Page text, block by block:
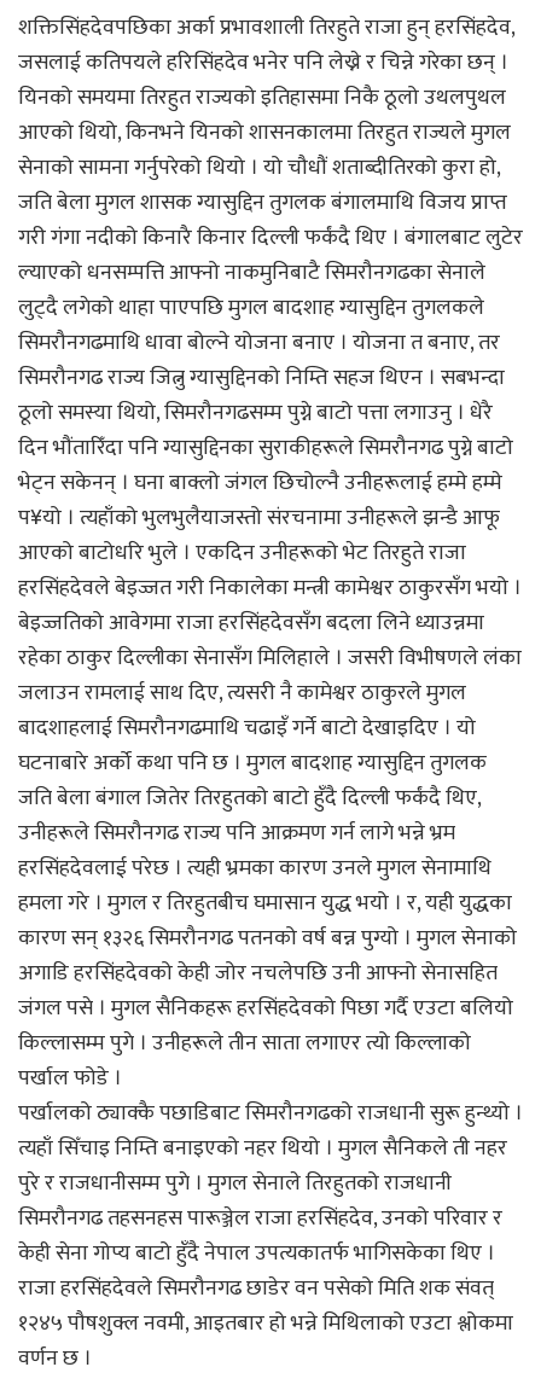
शक्तिसिंहदेवपछिका अर्का प्रभावशाली तिरहुते राजा हुन् हरसिंहदेव,
जसलाई कतिपयले हरिसिंहदेव भनेर पनि लेख्ने र चिन्ने गरेका छन् ।
यिनको समयमा तिरहुत राज्यको इतिहासमा निकै ठूलो उथलपुथल
आएको थियो, किनभने यिनको शासनकालमा तिरहुत राज्यले मुगल
सेनाको सामना गर्नुपरेको थियो । यो चौधौं शताब्दीतिरको कुरा हो,
जति बेला मुगल शासक ग्यासुद्दिन तुगलक बंगालमाथि विजय प्राप्त
गरी गंगा नदीको किनारै किनार दिल्ली फर्कंदै थिए । बंगालबाट लुटेर
ल्याएको धनसम्पत्ति आफ्नो नाकमुनिबाटै सिमरौनगढका सेनाले
लुट्दै लगेको थाहा पाएपछि मुगल बादशाह ग्यासुद्दिन तुगलकले
सिमरौनगढमाथि धावा बोल्ने योजना बनाए । योजना त बनाए, तर
सिमरौनगढ राज्य जित्नु ग्यासुद्दिनको निम्ति सहज थिएन । सबभन्दा
ठूलो समस्या थियो, सिमरौनगढसम्म पुग्ने बाटो पत्ता लगाउनु । धेरै
दिन भौंतारिँदा पनि ग्यासुद्दिनका सुराकीहरूले सिमरौनगढ पुग्ने बाटो
भेट्न सकेनन् । घना बाक्लो जंगल छिचोल्नै उनीहरूलाई हम्मे हम्मे
प¥यो । त्यहाँको भुलभुलैयाजस्तो संरचनामा उनीहरूले झन्डै आफू
आएको बाटोधरि भुले । एकदिन उनीहरूको भेट तिरहुते राजा
हरसिंहदेवले बेइज्जत गरी निकालेका मन्त्री कामेश्वर ठाकुरसँग भयो ।
बेइज्जतिको आवेगमा राजा हरसिंहदेवसँग बदला लिने ध्याउन्नमा
रहेका ठाकुर दिल्लीका सेनासँग मिलिहाले । जसरी विभीषणले लंका
जलाउन रामलाई साथ दिए, त्यसरी नै कामेश्वर ठाकुरले मुगल
बादशाहलाई सिमरौनगढमाथि चढाइँ गर्ने बाटो देखाइदिए । यो
घटनाबारे अर्को कथा पनि छ । मुगल बादशाह ग्यासुद्दिन तुगलक
जति बेला बंगाल जितेर तिरहुतको बाटो हुँदै दिल्ली फर्कंदै थिए,
उनीहरूले सिमरौनगढ राज्य पनि आक्रमण गर्न लागे भन्ने भ्रम
हरसिंहदेवलाई परेछ । त्यही भ्रमका कारण उनले मुगल सेनामाथि
हमला गरे । मुगल र तिरहुतबीच घमासान युद्ध भयो । र, यही युद्धका
कारण सन् १३२६ सिमरौनगढ पतनको वर्ष बन्न पुग्यो । मुगल सेनाको
अगाडि हरसिंहदेवको केही जोर नचलेपछि उनी आफ्नो सेनासहित
जंगल पसे । मुगल सैनिकहरू हरसिंहदेवको पिछा गर्दै एउटा बलियो
किल्लासम्म पुगे । उनीहरूले तीन साता लगाएर त्यो किल्लाको
पर्खाल फोडे ।
पर्खालको ठ्याक्कै पछाडिबाट सिमरौनगढको राजधानी सुरू हुन्थ्यो ।
त्यहाँ सिँचाइ निम्ति बनाइएको नहर थियो । मुगल सैनिकले ती नहर
पुरे र राजधानीसम्म पुगे । मुगल सेनाले तिरहुतको राजधानी
सिमरौनगढ तहसनहस पारूञ्जेल राजा हरसिंहदेव, उनको परिवार र
केही सेना गोप्य बाटो हुँदै नेपाल उपत्यकातर्फ भागिसकेका थिए ।
राजा हरसिंहदेवले सिमरौनगढ छाडेर वन पसेको मिति शक संवत्
१२४५ पौषशुक्ल नवमी, आइतबार हो भन्ने मिथिलाको एउटा श्लोकमा
वर्णन छ ।